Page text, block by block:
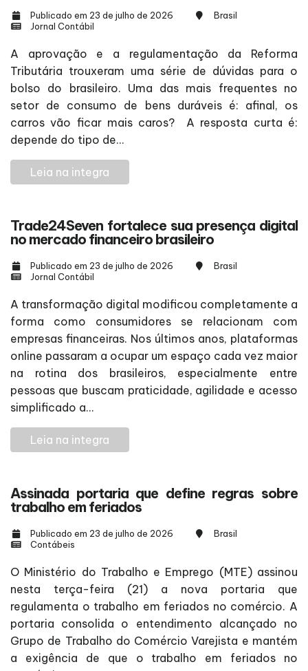
Publicado em 23 de julho de 2026
Brasil
Jornal Contábil
A aprovação e a regulamentação da Reforma
Tributária trouxeram uma série de dúvidas para o
bolso do brasileiro. Uma das mais frequentes no
setor de consumo de bens duráveis é: afinal, os
carros vão ficar mais caros? A resposta curta é:
depende do tipo de...
Leia na integra
Trade24Seven fortalece sua presença digital
no mercado financeiro brasileiro
Publicado em 23 de julho de 2026
Brasil
Jornal Contábil
A transformação digital modificou completamente a
forma como consumidores se relacionam com
empresas financeiras. Nos últimos anos, plataformas
online passaram a ocupar um espaço cada vez maior
na rotina dos brasileiros, especialmente entre
pessoas que buscam praticidade, agilidade e acesso
simplificado a...
Leia na integra
Assinada portaria que define regras sobre
trabalho em feriados
Publicado em 23 de julho de 2026
Brasil
Contábeis
O Ministério do Trabalho e Emprego (MTE) assinou
nesta terça-feira (21) a nova portaria que
regulamenta o trabalho em feriados no comércio. A
portaria consolida o entendimento alcançado no
Grupo de Trabalho do Comércio Varejista e mantém
a exigência de que o trabalho em feriados no